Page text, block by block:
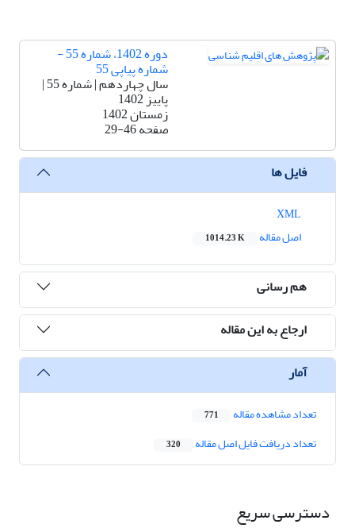
دوره 1402، شماره 55 -
شماره پیاپی 55
سال چهاردهم | شماره 55 |
پاییز 1402
زمستان 1402
صفحه29-46
فایل ها
اصل مقاله
1014.23 K
هم رسانی
ارجاع به این مقاله
آمار
تعداد مشاهده مقاله 771
تعداد دریافت فایل اصل مقاله 320
دسترسی سریع